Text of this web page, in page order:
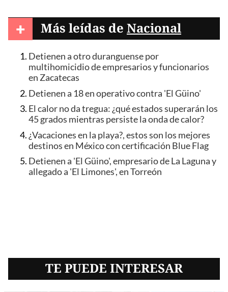
+ Más leídas de Nacional
Detienen a otro duranguense por
multihomicidio de empresarios y funcionarios
en Zacatecas
Detienen a 18 en operativo contra 'El Güino'
El calor no da tregua: ¿qué estados superarán los
45 grados mientras persiste la onda de calor?
¿Vacaciones en la playa?, estos son los mejores
destinos en México con certificación Blue Flag
Detienen a 'El Güino', empresario de La Laguna y
allegado a 'El Limones', en Torreón
TE PUEDE INTERESAR